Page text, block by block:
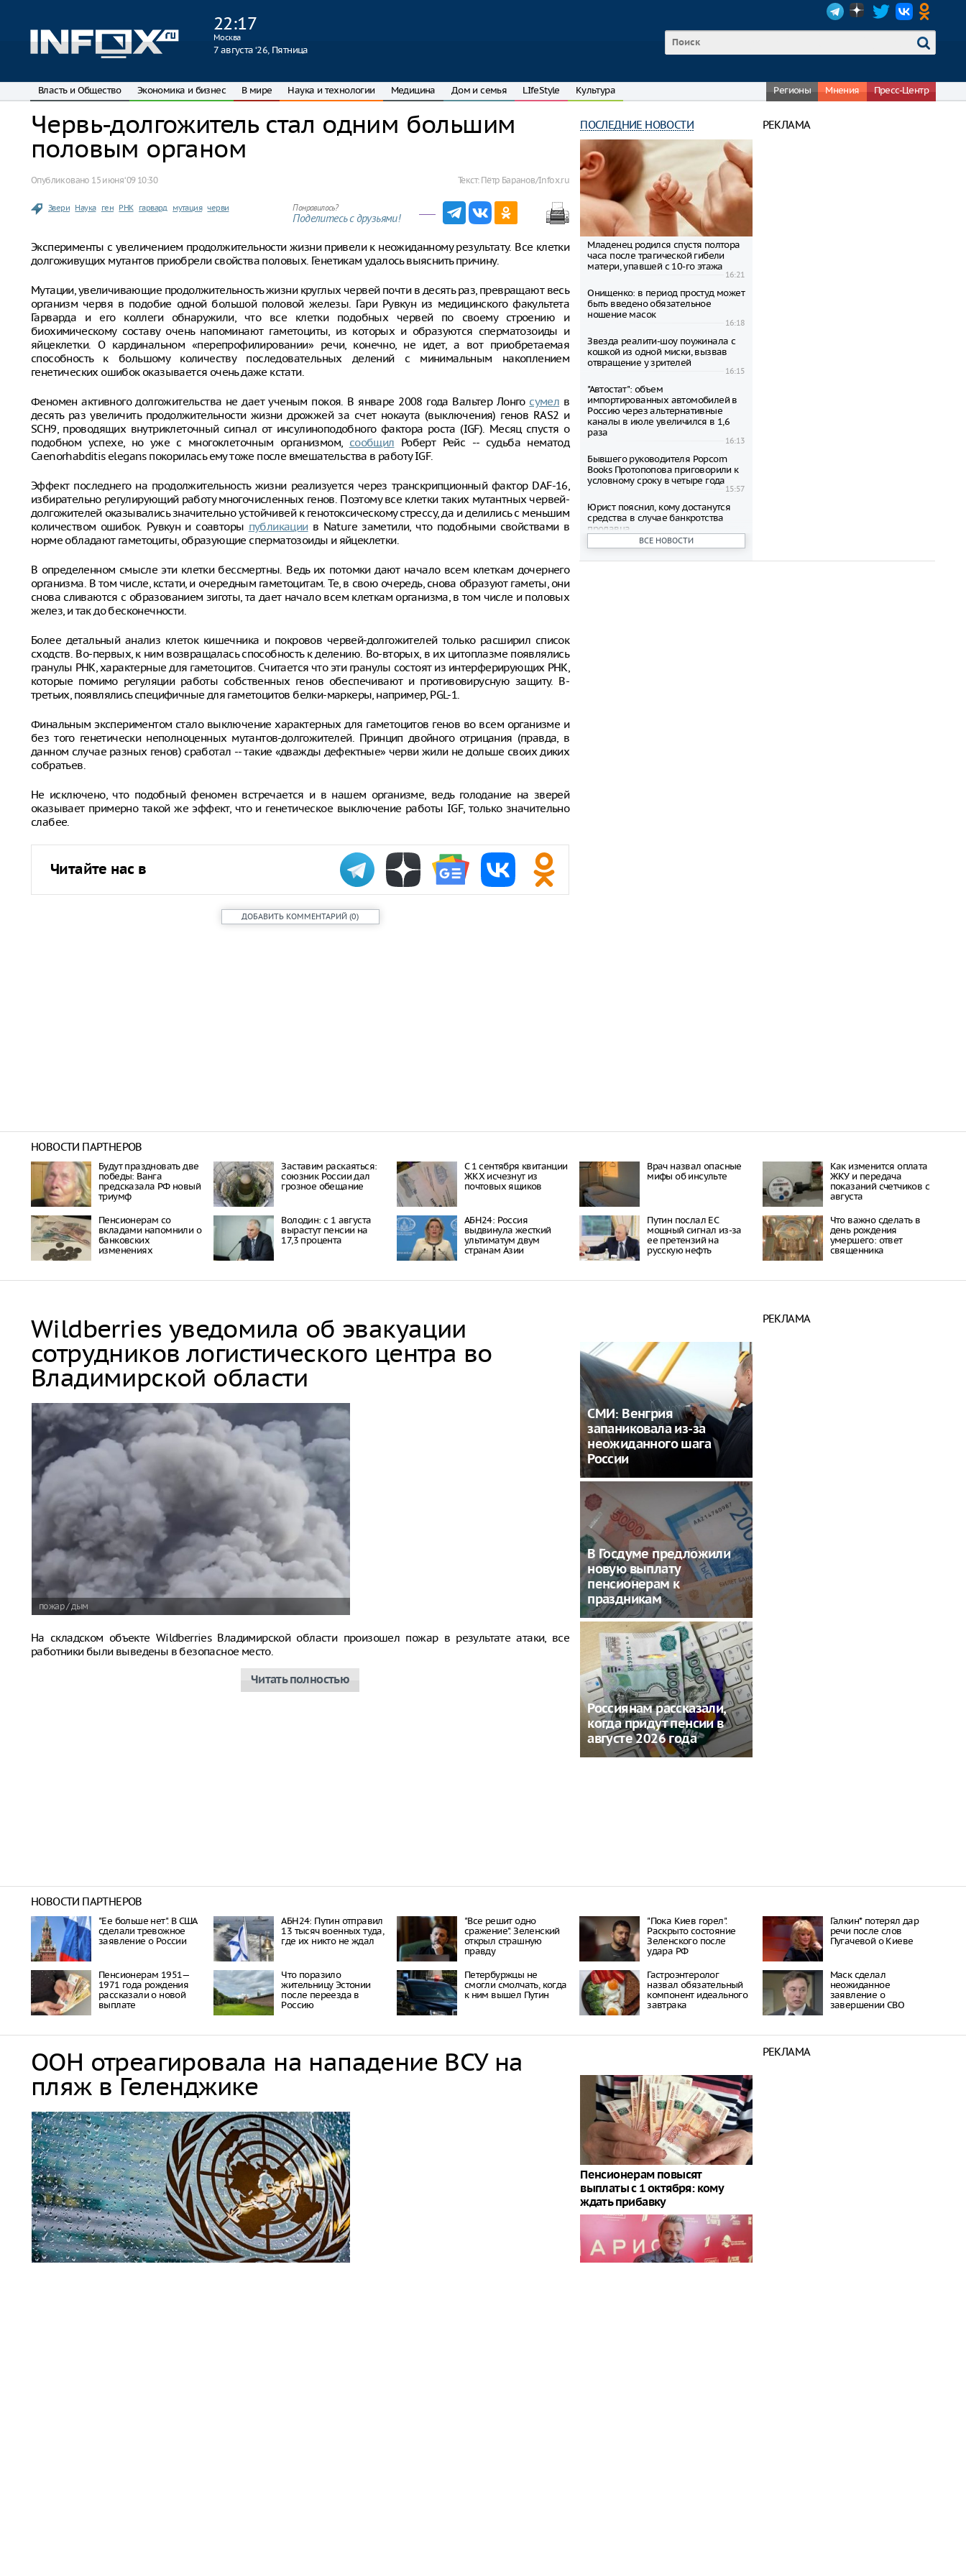
22:17
Москва
7 августа ‘26, Пятница
Власть и Общество Экономика и бизнес В мире Наука и технологии Медицина Дом и семья LIfeStyle Культура Регионы Мнения Пресс-Центр
Червь-долгожитель стал одним большим
половым органом
Опубликовано 15 июня ‘09 10:30 Текст: Пётр Баранов/Infox.ru
Звери Наука ген РНК гарвард мутация черви Понравилось?
Поделитесь с друзьями!
Эксперименты с увеличением продолжительности жизни привели к неожиданному результату. Все клетки
долгоживущих мутантов приобрели свойства половых. Генетикам удалось выяснить причину.
Мутации, увеличивающие продолжительность жизни круглых червей почти в десять раз, превращают весь
организм червя в подобие одной большой половой железы. Гари Рувкун из медицинского факультета
Гарварда и его коллеги обнаружили, что все клетки подобных червей по своему строению и
биохимическому составу очень напоминают гаметоциты, из которых и образуются сперматозоиды и
яйцеклетки. О кардинальном «перепрофилировании» речи, конечно, не идет, а вот приобретаемая
способность к большому количеству последовательных делений с минимальным накоплением
генетических ошибок оказывается очень даже кстати.
Феномен активного долгожительства не дает ученым покоя. В январе 2008 года Вальтер Лонго сумел в
десять раз увеличить продолжительности жизни дрожжей за счет нокаута (выключения) генов RAS2 и
SCH9, проводящих внутриклеточный сигнал от инсулиноподобного фактора роста (IGF). Месяц спустя о
подобном успехе, но уже с многоклеточным организмом, сообщил Роберт Рейс -- судьба нематод
Caenorhabditis elegans покорилась ему тоже после вмешательства в работу IGF.
Эффект последнего на продолжительность жизни реализуется через транскрипционный фактор DAF-16,
избирательно регулирующий работу многочисленных генов. Поэтому все клетки таких мутантных червей-
долгожителей оказывались значительно устойчивей к генотоксическому стрессу, да и делились с меньшим
количеством ошибок. Рувкун и соавторы публикациив Nature заметили, что подобными свойствами в
норме обладают гаметоциты, образующие сперматозоиды и яйцеклетки.
В определенном смысле эти клетки бессмертны. Ведь их потомки дают начало всем клеткам дочернего
организма. В том числе, кстати, и очередным гаметоцитам. Те, в свою очередь, снова образуют гаметы, они
снова сливаются с образованием зиготы, та дает начало всем клеткам организма, в том числе и половых
желез, и так до бесконечности.
Более детальный анализ клеток кишечника и покровов червей-долгожителей только расширил список
сходств. Во-первых, к ним возвращалась способность к делению. Во-вторых, в их цитоплазме появлялись
гранулы РНК, характерные для гаметоцитов. Считается что эти гранулы состоят из интерферирующих РНК,
которые помимо регуляции работы собственных генов обеспечивают и противовирусную защиту. В-
третьих, появлялись специфичные для гаметоцитов белки-маркеры, например, PGL-1.
Финальным экспериментом стало выключение характерных для гаметоцитов генов во всем организме и
без того генетически неполноценных мутантов-долгожителей. Принцип двойного отрицания (правда, в
данном случае разных генов) сработал -- такие «дважды дефектные» черви жили не дольше своих диких
собратьев.
Не исключено, что подобный феномен встречается и в нашем организме, ведь голодание на зверей
оказывает примерно такой же эффект, что и генетическое выключение работы IGF, только значительно
слабее.
Читайте нас в
ДОБАВИТЬ КОММЕНТАРИЙ (0)
ПОСЛЕДНИЕ НОВОСТИ
Младенец родился спустя полтора
часа после трагической гибели
матери, упавшей с 10-го этажа
16:21
Онищенко: в период простуд может
быть введено обязательное
ношение масок
16:18
Звезда реалити-шоу поужинала с
кошкой из одной миски, вызвав
отвращение у зрителей
16:15
"Автостат": объем
импортированных автомобилей в
Россию через альтернативные
каналы в июле увеличился в 1,6
раза
16:13
Бывшего руководителя Popcorn
Books Протопопова приговорили к
условному сроку в четыре года
15:57
Юрист пояснил, кому достанутся
средства в случае банкротства
продавца
15:56
ВСЕ НОВОСТИ
РЕКЛАМА
НОВОСТИ ПАРТНЕРОВ
Будут праздновать две
победы: Ванга
предсказала РФ новый
триумф
Заставим раскаяться:
союзник России дал
грозное обещание
С 1 сентября квитанции
ЖКХ исчезнут из
почтовых ящиков
Врач назвал опасные
мифы об инсульте
Как изменится оплата
ЖКУ и передача
показаний счетчиков с
августа
Пенсионерам со
вкладами напомнили о
банковских
изменениях
Володин: с 1 августа
вырастут пенсии на
17,3 процента
АБН24: Россия
выдвинула жесткий
ультиматум двум
странам Азии
Путин послал ЕС
мощный сигнал из-за
ее претензий на
русскую нефть
Что важно сделать в
день рождения
умершего: ответ
священника
Wildberries уведомила об эвакуации
сотрудников логистического центра во
Владимирской области
пожар / дым
На складском объекте Wildberries Владимирской области произошел пожар в результате атаки, все
работники были выведены в безопасное место.
Читать полностью
СМИ: Венгрия
запаниковала из-за
неожиданного шага
России
В Госдуме предложили
новую выплату
пенсионерам к
праздникам
Россиянам рассказали,
когда придут пенсии в
августе 2026 года
РЕКЛАМА
НОВОСТИ ПАРТНЕРОВ
"Ее больше нет". В США
сделали тревожное
заявление о России
АБН24: Путин отправил
13 тысяч военных туда,
где их никто не ждал
"Все решит одно
сражение". Зеленский
открыл страшную
правду
"Пока Киев горел".
Раскрыто состояние
Зеленского после
удара РФ
Галкин* потерял дар
речи после слов
Пугачевой о Киеве
Пенсионерам 1951—
1971 года рождения
рассказали о новой
выплате
Что поразило
жительницу Эстонии
после переезда в
Россию
Петербуржцы не
смогли смолчать, когда
к ним вышел Путин
Гастроэнтеролог
назвал обязательный
компонент идеального
завтрака
Маск сделал
неожиданное
заявление о
завершении СВО
ООН отреагировала на нападение ВСУ на
пляж в Геленджике
Пенсионерам повысят
выплаты с 1 октября: кому
ждать прибавку
РЕКЛАМА